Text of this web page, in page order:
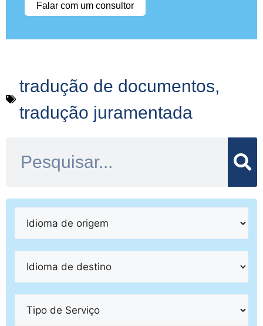
Falar com um consultor
tradução de documentos,
tradução juramentada